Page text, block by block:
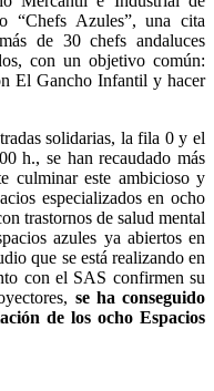
“Chefs Azules”, una cita
de 30 chefs andaluces
con un objetivo común:
El Gancho Infantil y hacer
solidarias, la fila 0 y el
h., se han recaudado más
culminar este ambicioso y
especializados en ocho
trastornos de salud mental
azules ya abiertos en
que se está realizando en
con el SAS confirmen su
se ha conseguido
de los ocho Espacios